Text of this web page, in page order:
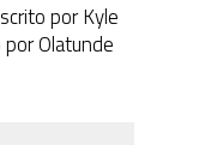
por Kyle
Olatunde